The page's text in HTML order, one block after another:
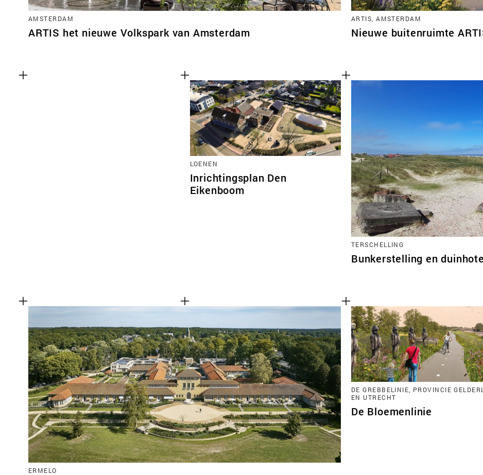
AMSTERDAM
ARTIS het nieuwe Volkspark van Amsterdam
ARTIS, AMSTERDAM
Nieuwe buitenruimte
LOENEN
Inrichtingsplan Den
Eikenboom
TERSCHELLING
Bunkerstelling en
ERMELO
DE GREBBELINIE, PROVINCIE
EN UTRECHT
De Bloemenlinie